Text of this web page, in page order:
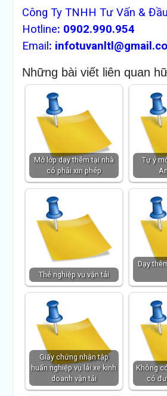
Công Ty TNHH Tư Vấn &
Hotline: 0902.990.954
Email :
Những bài viết liên quan
Mở lớp dạy thêm tại nhà
có phải xin phép
Tự ý
Thẻ nghiệp vụ vận tải
Dạy
Giấy chứng nhận tập
huấn nghiệp vụ lái xe kinh
doanh vận tải
Không
có